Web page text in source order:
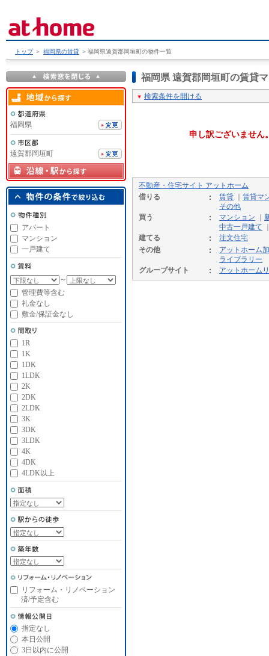
トップ ＞ 福岡県の賃貸 ＞ 福岡県遠賀郡岡垣町の物件一覧
福岡県 遠賀郡岡垣町の賃貸
検索条件を開ける
申し訳ございません
不動産・住宅サイト アットホーム
借りる
賃貸
賃貸マ
その他
買う
マンション
中古一戸建て
建てる
注文住宅
その他
アットホーム
ライブラリー
グループサイト
アットホーム
福岡県
遠賀郡岡垣町
アパート
マンション
一戸建て
～
管理費等含む
礼金なし
敷金/保証金なし
1R
1K
1DK
1LDK
2K
2DK
2LDK
3K
3DK
3LDK
4K
4DK
4LDK以上
リフォーム・リノベーション
済/予定含む
指定なし
本日公開
3日以内に公開